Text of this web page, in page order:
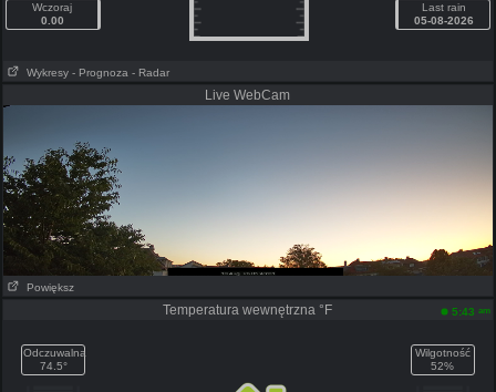
Wczoraj
0.00
Last rain
05-08-2026
Wykresy - Prognoza - Radar
Live WebCam
Powiększ
Temperatura wewnętrzna °F 5:43 am
Odczuwalna
74.5°
Wilgotność
52%